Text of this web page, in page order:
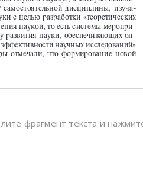
фрагмент текста и